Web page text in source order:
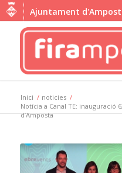
Ajuntament
Inici / noticies /
Notícia a Canal TE: inauguració
d’Amposta